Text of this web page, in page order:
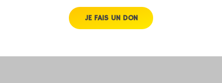
JE FAIS UN DON